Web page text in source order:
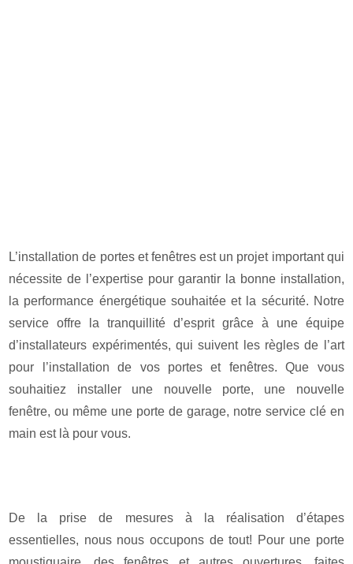
L’installation de portes et fenêtres est un projet important qui
nécessite de l’expertise pour garantir la bonne installation,
la performance énergétique souhaitée et la sécurité. Notre
service offre la tranquillité d’esprit grâce à une équipe
d’installateurs expérimentés, qui suivent les règles de l’art
pour l’installation de vos portes et fenêtres. Que vous
souhaitiez installer une nouvelle porte, une nouvelle
fenêtre, ou même une porte de garage, notre service clé en
main est là pour vous.
De la prise de mesures à la réalisation d’étapes
essentielles, nous nous occupons de tout! Pour une porte